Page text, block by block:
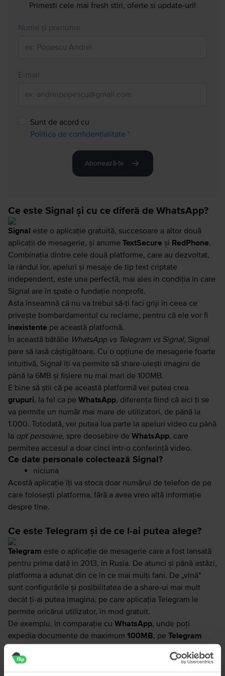
Primesti cele mai fresh stiri, oferte si update-uri!
Nume și prenume
E-mail
Sunt de acord cu
Politica de confidențialitate *
Abonează-te
Ce este Signal și cu ce diferă de WhatsApp?
Signal este o aplicație gratuită, succesoare a altor două
aplicații de mesagerie, și anume TextSecure și RedPhone.
Combinația dintre cele două platforme, care au dezvoltat,
la rândul lor, apeluri și mesaje de tip text criptate
independent, este una perfectă, mai ales în condiția în care
Signal are în spate o fundație nonprofit.
Asta înseamnă că nu va trebui să-ți faci griji în ceea ce
privește bombardamentul cu reclame, pentru că ele vor fi
inexistente pe această platformă.
În această bătălie WhatsApp vs Telegram vs Signal, Signal
pare să iasă câștigătoare. Cu o opțiune de mesagerie foarte
intuitivă, Signal îți va permite să share-uiești imagini de
până la 6MB și fișiere nu mai mari de 100MB.
E bine să știi că pe această platformă vei putea crea
grupuri, la fel ca pe WhatsApp, diferența fiind că aici ți se
va permite un număr mai mare de utilizatori, de până la
1.000. Totodată, vei putea lua parte la apeluri video cu până
la opt persoane, spre deosebire de WhatsApp, care
permitea accesul a doar cinci într-o conferință video.
Ce date personale colectează Signal?
niciuna
Acestă aplicație îți va stoca doar numărul de telefon de pe
care folosești platforma, fără a avea vreo altă informație
despre tine.
Ce este Telegram și de ce l-ai putea alege?
Telegram este o aplicație de mesagerie care a fost lansată
pentru prima dată în 2013, în Rusia. De atunci și până astăzi,
platforma a adunat din ce în ce mai mulți fani. De „vină”
sunt configurările și posibilitatea de a share-ui mai mult
decât ți-ai putea imagina, pe care aplicația Telegram le
permite oricărui utilizator, în mod gratuit.
De exemplu, în comparație cu WhatsApp, unde poți
expedia documente de maximum 100MB, pe Telegram
persoane, cât poate susține WhatsApp în acest moment,